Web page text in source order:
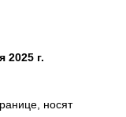
2025 г.
носят